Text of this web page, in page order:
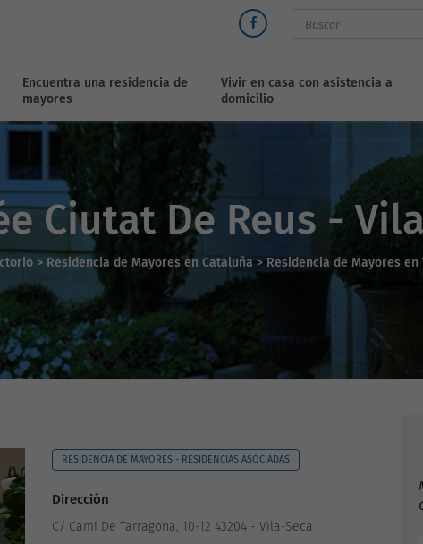
Encuentra una residencia de
mayores
Vivir en casa con asistencia a
domicilio
Ciutat De Reus -
> Residencia de Mayores en Cataluña > Residencia de Mayores en
RESIDENCIA DE MAYORES - RESIDENCIAS ASOCIADAS
Dirección
C/ Camí De Tarragona, 10-12 43204 - Vila-Seca